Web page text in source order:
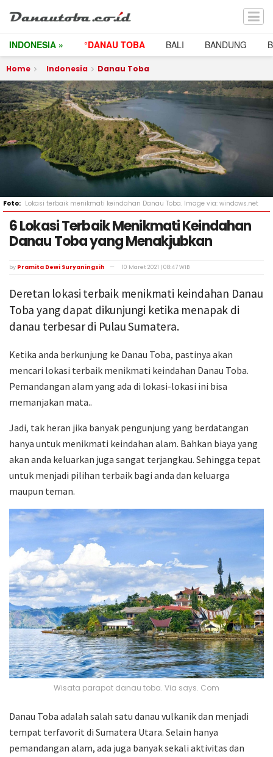
INDONESIA » °DANAU TOBA BALI BANDUNG
Home Indonesia Danau Toba
Lokasi terbaik menikmati keindahan Danau Toba. Image via: windows.net
6 Lokasi Terbaik Menikmati Keindahan
Danau Toba yang Menakjubkan
by Pramita Dewi Suryaningsih 10 Maret 2021 | 08:47 WIB
Deretan lokasi terbaik menikmati keindahan Danau
Toba yang dapat dikunjungi ketika menapak di
danau terbesar di Pulau Sumatera.
Ketika anda berkunjung ke Danau Toba, pastinya akan
mencari lokasi terbaik menikmati keindahan Danau Toba.
Pemandangan alam yang ada di lokasi-lokasi ini bisa
memanjakan mata..
Jadi, tak heran jika banyak pengunjung yang berdatangan
hanya untuk menikmati keindahan alam. Bahkan biaya yang
akan anda keluarkan juga sangat terjangkau. Sehingga tepat
untuk menjadi pilihan terbaik bagi anda dan keluarga
maupun teman.
Wisata parapat danau toba. Via says. Com
Danau Toba adalah salah satu danau vulkanik dan menjadi
tempat terfavorit di Sumatera Utara. Selain hanya
pemandangan alam, ada juga banyak sekali aktivitas dan